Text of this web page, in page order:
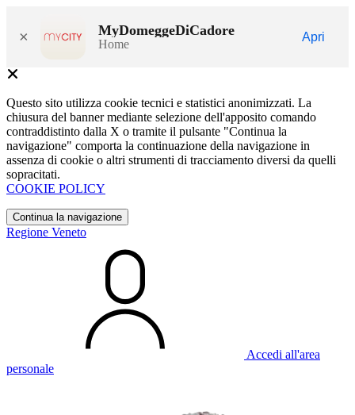
× MyDomeggeDiCadore
Home
Apri
Questo sito utilizza cookie tecnici e statistici anonimizzati. La
chiusura del banner mediante selezione dell'apposito comando
contraddistinto dalla X o tramite il pulsante "Continua la
navigazione" comporta la continuazione della navigazione in
assenza di cookie o altri strumenti di tracciamento diversi da quelli
sopracitati.
COOKIE POLICY
Continua la navigazione
Regione Veneto
Accedi all'area
personale